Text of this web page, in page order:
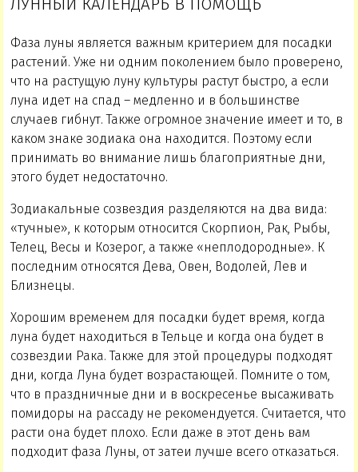
ЛУННЫЙ КАЛЕНДАРЬ В ПОМОЩЬ
Фаза луны является важным критерием для посадки
растений. Уже ни одним поколением было проверено,
что на растущую луну культуры растут быстро, а если
луна идет на спад – медленно и в большинстве
случаев гибнут. Также огромное значение имеет и то, в
каком знаке зодиака она находится. Поэтому если
принимать во внимание лишь благоприятные дни,
этого будет недостаточно.
Зодиакальные созвездия разделяются на два вида:
«тучные», к которым относится Скорпион, Рак, Рыбы,
Телец, Весы и Козерог, а также «неплодородные». К
последним относятся Дева, Овен, Водолей, Лев и
Близнецы.
Хорошим временем для посадки будет время, когда
луна будет находиться в Тельце и когда она будет в
созвездии Рака. Также для этой процедуры подходят
дни, когда Луна будет возрастающей. Помните о том,
что в праздничные дни и в воскресенье высаживать
помидоры на рассаду не рекомендуется. Считается, что
расти она будет плохо. Если даже в этот день вам
подходит фаза Луны, от затеи лучше всего отказаться.